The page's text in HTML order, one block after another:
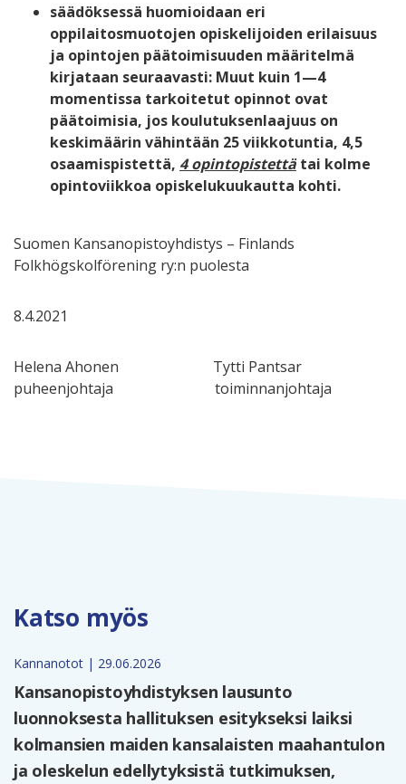
säädöksessä huomioidaan eri
oppilaitosmuotojen opiskelijoiden erilaisuus
ja opintojen päätoimisuuden määritelmä
kirjataan seuraavasti: Muut kuin 1—4
momentissa tarkoitetut opinnot ovat
päätoimisia, jos koulutuksenlaajuus on
keskimäärin vähintään 25 viikkotuntia, 4,5
osaamispistettä, 4 opintopistettä tai kolme
opintoviikkoa opiskelukuukautta kohti.
Suomen Kansanopistoyhdistys – Finlands
Folkhögskolförening ry:n puolesta
8.4.2021
Helena Ahonen Tytti Pantsar
puheenjohtaja toiminnanjohtaja
Katso myös
Kannanotot | 29.06.2026
Kansanopistoyhdistyksen lausunto
luonnoksesta hallituksen esitykseksi laiksi
kolmansien maiden kansalaisten maahantulon
ja oleskelun edellytyksistä tutkimuksen,